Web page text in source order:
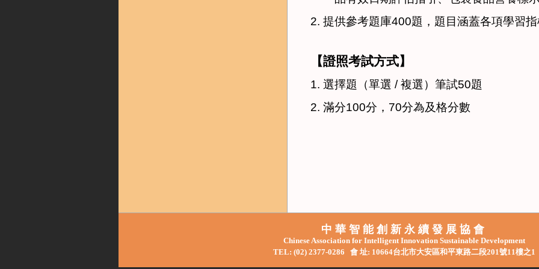
2. 提供參考題庫400題，題目涵蓋各項學習
【證照考試方式】
1. 選擇題（單選 /複選）筆試50題
2. 滿分100分， 70分為及格分數
中 華 智 能 創 新 永 續 發 展 協 會
Chinese Association for Intelligent Innovation Sustainable Development
TEL: (02) 2377-0286
會 址: 10664台北市大安區和平東路二段201號11樓之1